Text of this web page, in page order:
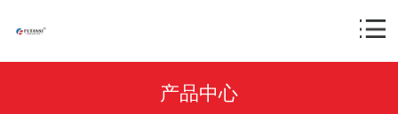
产品中心